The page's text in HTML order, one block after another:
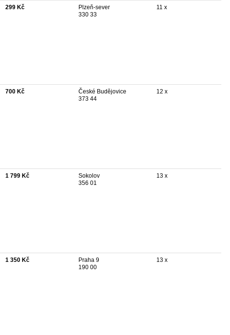
299 Kč
Plzeň-sever
330 33
11 x
700 Kč
České Budějovice
373 44
12 x
1 799 Kč
Sokolov
356 01
13 x
1 350 Kč
Praha 9
190 00
13 x